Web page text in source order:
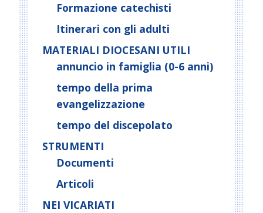
Formazione catechisti
Itinerari con gli adulti
MATERIALI DIOCESANI UTILI
annuncio in famiglia (0-6 anni)
tempo della prima
evangelizzazione
tempo del discepolato
STRUMENTI
Documenti
Articoli
NEI VICARIATI